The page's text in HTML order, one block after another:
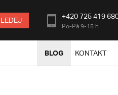
+420 725 419
Po-Pá 9-15 h
BLOG KONTAKT